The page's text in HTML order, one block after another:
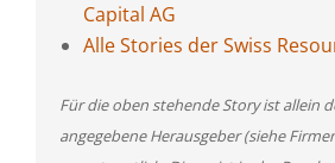
Capital AG
Alle Stories der Swiss
Für die oben stehende Story ist allein
angegebene Herausgeber (siehe